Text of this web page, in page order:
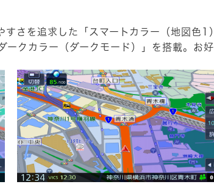
さを追求した「スマートカラー（地図色
ークカラー（ダークモード）」を搭載。お